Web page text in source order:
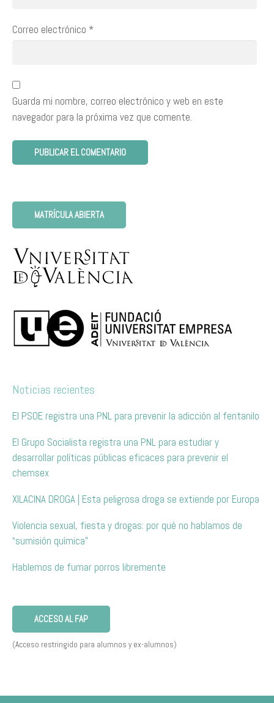
Correo electrónico *
Guarda mi nombre, correo electrónico y web en este
navegador para la próxima vez que comente.
MATRÍCULA ABIERTA
Noticias recientes
El PSOE registra una PNL para prevenir la adicción al fentanilo
El Grupo Socialista registra una PNL para estudiar y
desarrollar políticas públicas eficaces para prevenir el
chemsex
XILACINA DROGA | Esta peligrosa droga se extiende por Europa
Violencia sexual, fiesta y drogas: por qué no hablamos de
“sumisión química”
Hablemos de fumar porros libremente
ACCESO AL FAP
(Acceso restringido para alumnos y ex-alumnos)